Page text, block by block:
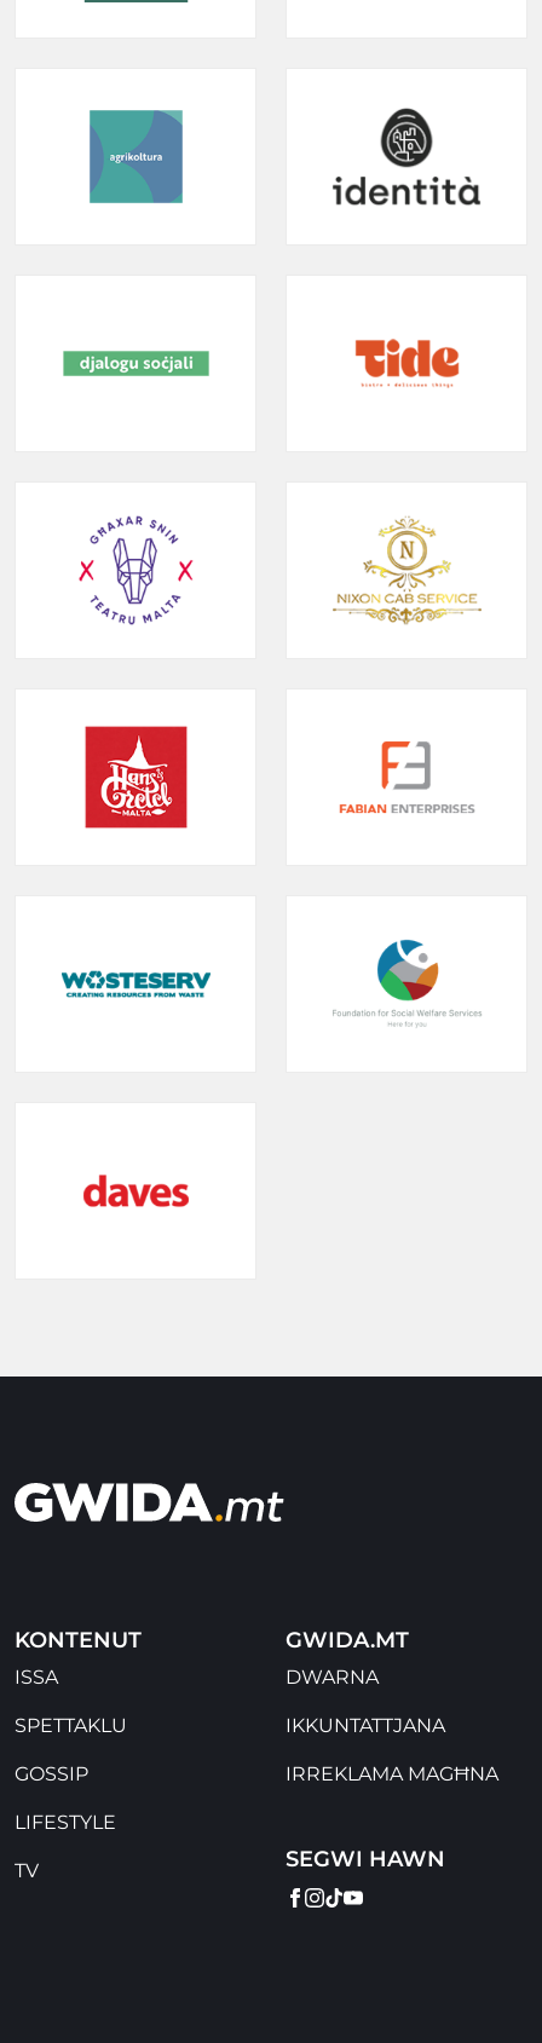
KONTENUT
ISSA
SPETTAKLU
GOSSIP
LIFESTYLE
TV
GWIDA.MT
DWARNA
IKKUNTATTJANA
IRREKLAMA MAGĦNA
SEGWI HAWN
FACEBOOK
INSTAGRAM
TIKTOK
YOUTUBE